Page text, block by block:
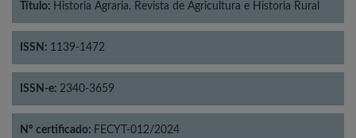
Título: Historia Agraria. Revista de Agricultura e Historia Rural
ISSN: 1139-1472
ISSN-e: 2340-3659
Nº certificado: FECYT-012/2024